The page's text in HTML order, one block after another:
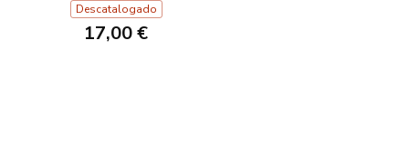
Descatalogado
17,00 €